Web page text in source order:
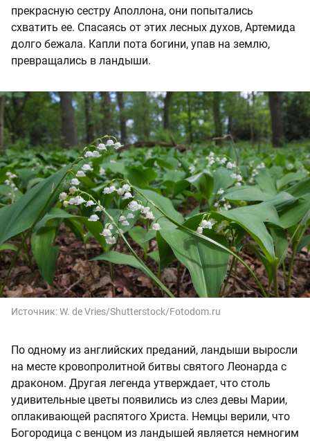
прекрасную сестру Аполлона, они попытались
схватить ее. Спасаясь от этих лесных духов, Артемида
долго бежала. Капли пота богини, упав на землю,
превращались в ландыши.
Источник:W. de Vries/Shutterstock/Fotodom.ru
По одному из английских преданий, ландыши выросли
на месте кровопролитной битвы святого Леонарда с
драконом. Другая легенда утверждает, что столь
удивительные цветы появились из слез девы Марии,
оплакивающей распятого Христа. Немцы верили, что
Богородица с венцом из ландышей является немногим